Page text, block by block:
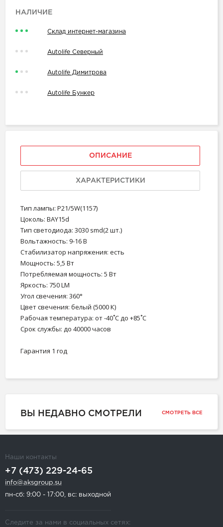
НАЛИЧИЕ
Склад интернет-магазина
Autolife Северный
Autolife Димитрова
Autolife Бункер
ОПИСАНИЕ
ХАРАКТЕРИСТИКИ
Тип лампы: P21/5W(1157)
Цоколь: BAY15d
Тип светодиода: 3030 smd(2 шт.)
Вольтажность: 9-16 В
Стабилизатор напряжения: есть
Мощность: 5,5 Вт
Потребляемая мощность: 5 Вт
Яркость: 750 LM
Угол свечения: 360°
Цвет свечения: белый (5000 К)
Рабочая температура: от -40˚С до +85˚С
Срок службы: до 40000 часов
Гарантия 1 год
ВЫ НЕДАВНО СМОТРЕЛИ СМОТРЕТЬ ВСЕ
Наши контакты
+7 (473) 229-24-65
info@aksgroup.su
пн-сб: 9:00 - 17:00, вс: выходной
Следите за нами в социальных сетях: